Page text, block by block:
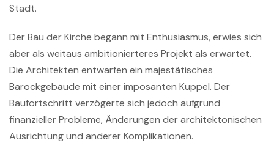
Stadt.
Der Bau der Kirche begann mit Enthusiasmus, erwies sich
aber als weitaus ambitionierteres Projekt als erwartet.
Die Architekten entwarfen ein majestätisches
Barockgebäude mit einer imposanten Kuppel. Der
Baufortschritt verzögerte sich jedoch aufgrund
finanzieller Probleme, Änderungen der architektonischen
Ausrichtung und anderer Komplikationen.